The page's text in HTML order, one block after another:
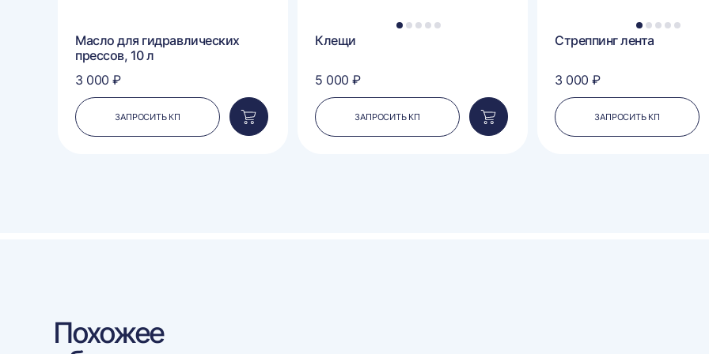
Масло для гидравлических
прессов, 10 л
3 000 ₽
ЗАПРОСИТЬ КП
Добавить
в
1 2 3 4 5
Клещи
5 000 ₽
ЗАПРОСИТЬ КП
Добавить
в
1 2 3 4 5
Стреппинг лента
3 000 ₽
ЗАПРОСИТЬ КП
Похожее